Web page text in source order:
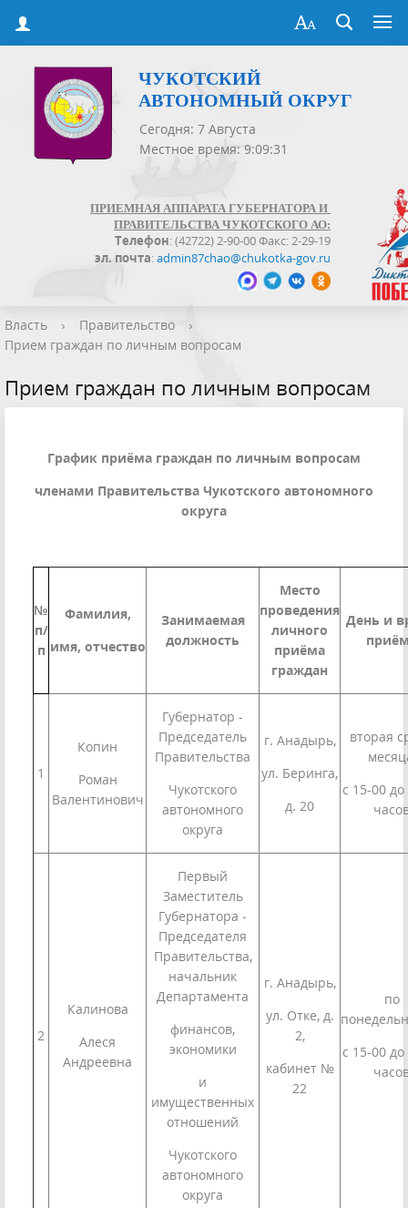
ЧУКОТСКИЙ
АВТОНОМНЫЙ ОКРУГ
Сегодня: 7 Августа
Местное время: 9:09:32
ПРИЕМНАЯ АППАРАТА ГУБЕРНАТОРА И
ПРАВИТЕЛЬСТВА ЧУКОТСКОГО АО:
Телефон: (42722) 2-90-00 Факс: 2-29-19
эл. почта:admin87chao@chukotka-gov.ru
Власть › Правительство
›
Прием граждан по личным вопросам
Прием граждан по личным вопросам
График приёма граждан по личным вопросам
членами Правительства Чукотского автономного
округа
№
п/
п
Фамилия,
имя, отчество
Занимаемая
должность
Место
проведения
личного
приёма
граждан
День и
1
Копин
Роман
Валентинович
Губернатор -
Председатель
Правительства
Чукотского
автономного
округа
г. Анадырь,
ул. Беринга,
д. 20
вторая
с 15-00
2
Калинова
Алеся
Андреевна
Первый
Заместитель
Губернатора -
Председателя
Правительства,
начальник
Департамента
финансов,
экономики
и
имущественных
отношений
Чукотского
автономного
округа
г. Анадырь,
ул. Отке, д.
2,
кабинет №
22
по
с 15-00